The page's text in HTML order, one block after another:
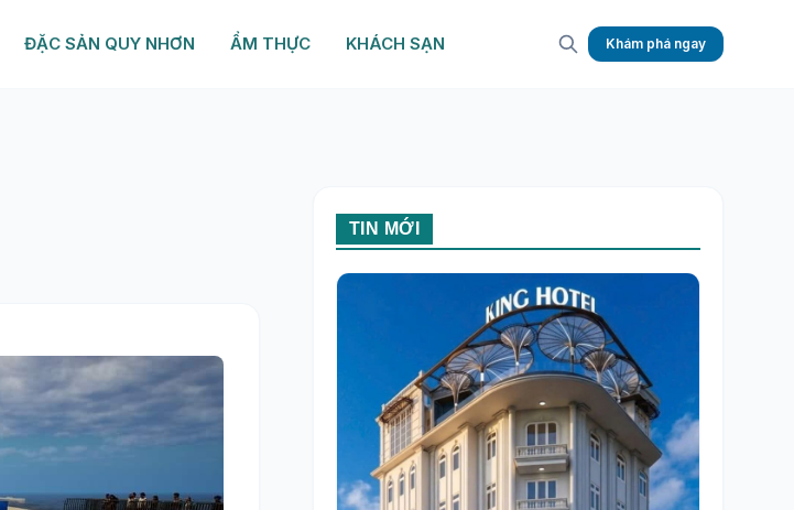
ĐẶC SẢN QUY NHƠN ẨM THỰC KHÁCH SẠN Khám phá ngay
TIN MỚI